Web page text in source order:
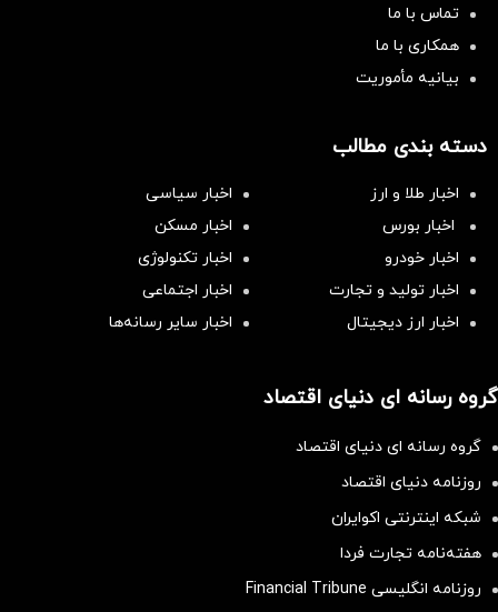
تماس با ما
همکاری با ما
بیانیه مأموریت
دسته بندی مطالب
اخبار طلا و ارز
اخبار سیاسی
اخبار بورس
اخبار مسکن
اخبار خودرو
اخبار تکنولوژی
اخبار تولید و تجارت
اخبار اجتماعی
اخبار ارز دیجیتال
اخبار سایر رسانه‌‌ها
گروه رسانه ای دنیای اقتصاد
گروه رسانه ای دنیای اقتصاد
روزنامه دنیای اقتصاد
شبکه اینترنتی اکوایران
هفته‌نامه تجارت فردا
روزنامه انگلیسی Financial Tribune